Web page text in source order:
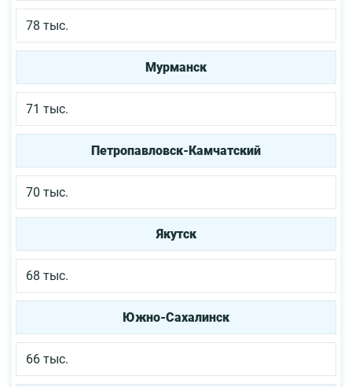
78 тыс.
Мурманск
71 тыс.
Петропавловск-Камчатский
70 тыс.
Якутск
68 тыс.
Южно-Сахалинск
66 тыс.